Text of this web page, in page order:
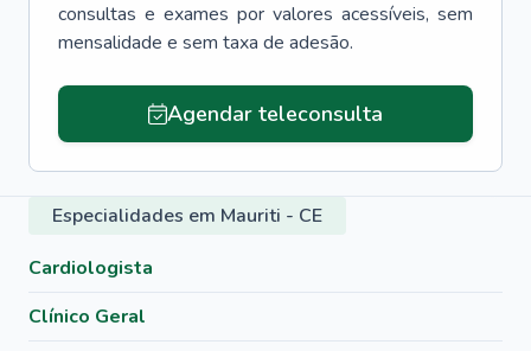
consultas e exames por valores acessíveis, sem
mensalidade e sem taxa de adesão.
Agendar teleconsulta
Especialidades em Mauriti - CE
Cardiologista
Clínico Geral